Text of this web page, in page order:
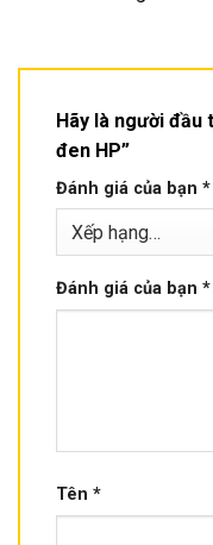
Hãy là người đầu
đen HP”
Đánh giá của bạn *
Đánh giá của bạn *
Tên *